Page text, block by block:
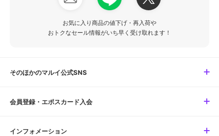
お気に入り商品の値下げ・再入荷や
おトクなセール情報がいち早く受け取れます！
そのほかのマルイ公式SNS
会員登録・エポスカード入会
インフォメーション